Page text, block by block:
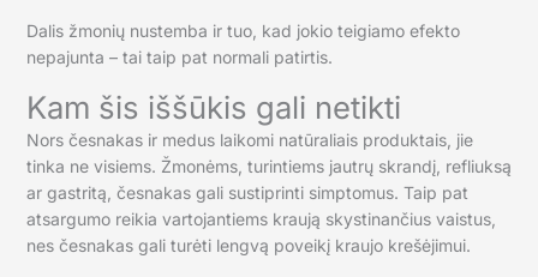
Dalis žmonių nustemba ir tuo, kad jokio teigiamo efekto
nepajunta – tai taip pat normali patirtis.
Kam šis iššūkis gali netikti
Nors česnakas ir medus laikomi natūraliais produktais, jie
tinka ne visiems. Žmonėms, turintiems jautrų skrandį, refliuksą
ar gastritą, česnakas gali sustiprinti simptomus. Taip pat
atsargumo reikia vartojantiems kraują skystinančius vaistus,
nes česnakas gali turėti lengvą poveikį kraujo krešėjimui.